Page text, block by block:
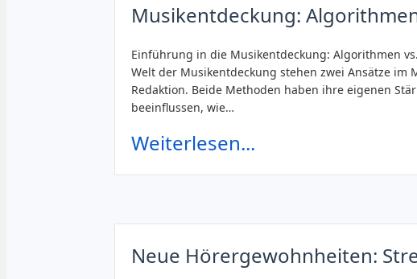
Musikentdeckung:
Einführung in die Musikentdeckung: Algorithmen
Welt der Musikentdeckung stehen zwei Ansätze
Redaktion. Beide Methoden haben ihre eigenen
beeinflussen, wie…
Weiterlesen...
Neue Hörergewohnheiten: